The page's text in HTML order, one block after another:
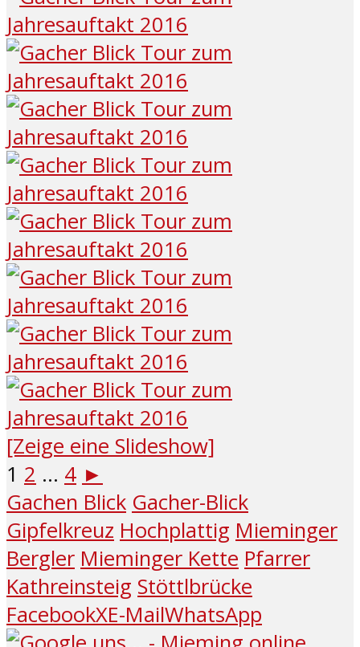
[Zeige eine Slideshow]
1 2 ... 4 ►
Gachen Blick Gacher-Blick
Gipfelkreuz Hochplattig Mieminger
Bergler Mieminger Kette Pfarrer
Kathreinsteig Stöttlbrücke
FacebookXE-MailWhatsApp